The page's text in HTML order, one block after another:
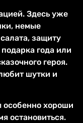
Здесь уже
немые
защиту
года или
героя.
шутки и
хороши
остановиться.